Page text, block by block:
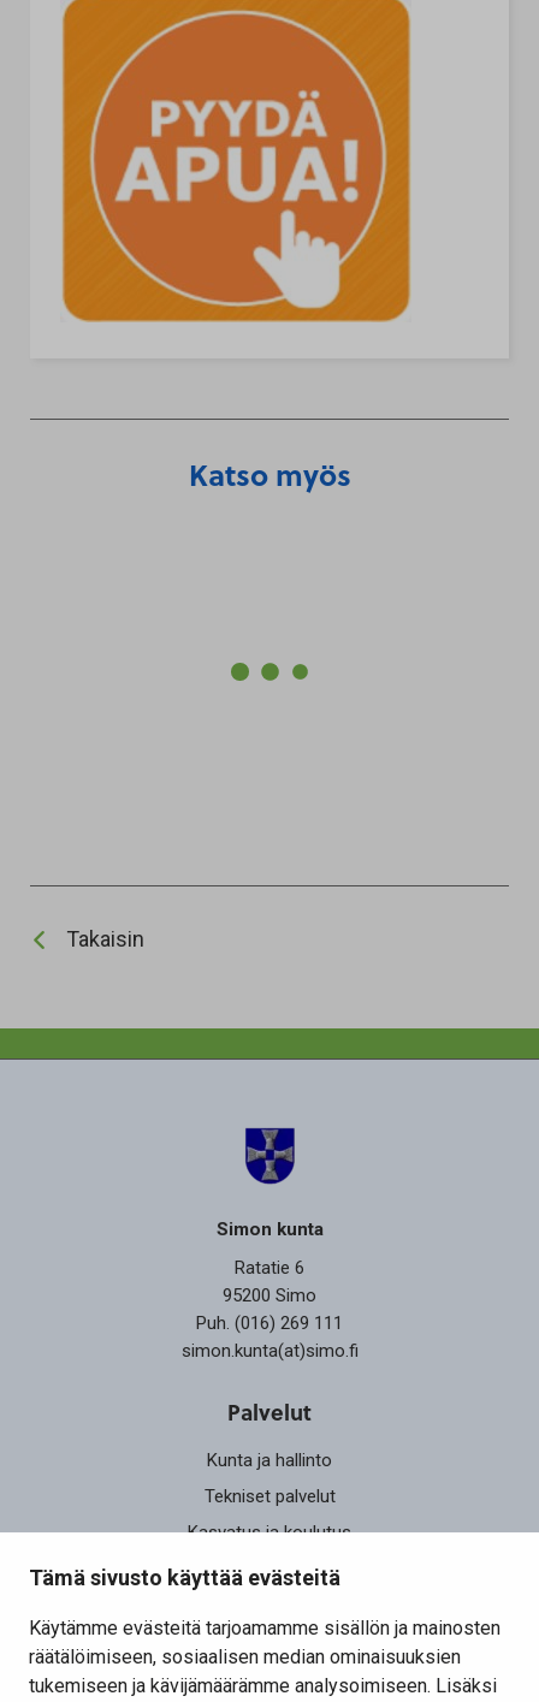
Tämä sivusto käyttää evästeitä
Käytämme evästeitä tarjoamamme sisällön ja mainosten
räätälöimiseen, sosiaalisen median ominaisuuksien
tukemiseen ja kävijämäärämme analysoimiseen. Lisäksi
Katso myös
Takaisin
Simon kunta
Ratatie 6
95200 Simo
Puh. (016) 269 111
simon.kunta(at)simo.fi
Palvelut
Kunta ja hallinto
Tekniset palvelut
Kasvatus ja koulutus
Elinvoima
Osallistu ja vaikuta